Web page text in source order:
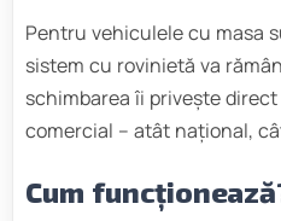
Pentru vehiculele cu masa
sistem cu rovinietă va
schimbarea îi privește
comercial – atât național,
Cum